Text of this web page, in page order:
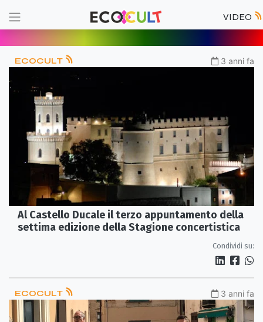
VIDEO
ECOCULT 3 anni fa
Al Castello Ducale il terzo appuntamento della
settima edizione della Stagione concertistica
Condividi su:
ECOCULT 3 anni fa